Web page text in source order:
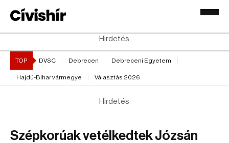
Hirdetés
TOP DVSC Debrecen Debreceni Egyetem
Hajdú-Bihar vármegye Választás 2026
Hirdetés
Szépkorúak vetélkedtek Józsán